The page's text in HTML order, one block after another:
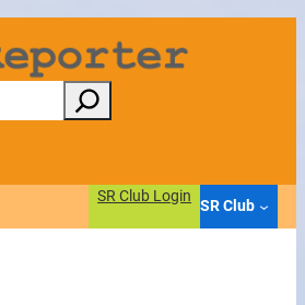
SR Club Login
SR Club